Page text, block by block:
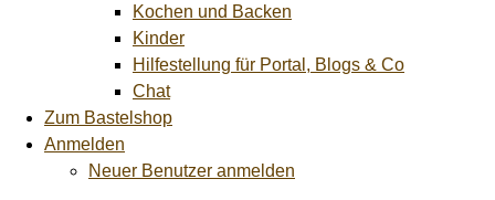
Kochen und Backen
Kinder
Hilfestellung für Portal, Blogs & Co
Chat
Zum Bastelshop
Anmelden
Neuer Benutzer anmelden